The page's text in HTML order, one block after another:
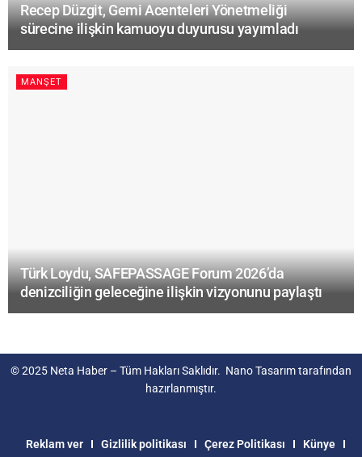
Recep Düzgit, Gemi Acenteleri Yönetmeliği
sürecine ilişkin kamuoyu duyurusu yayımladı
MANŞET
Türk Loydu, SAFEPASSAGE Forum 2026’da
denizciliğin geleceğine ilişkin vizyonunu paylaştı
© 2025 Neta Haber – Tüm Hakları Saklıdır. Nano Tasarımtarafından
hazırlanmıştır.
Reklam ver Gizlilik politikası Çerez Politikası Künye